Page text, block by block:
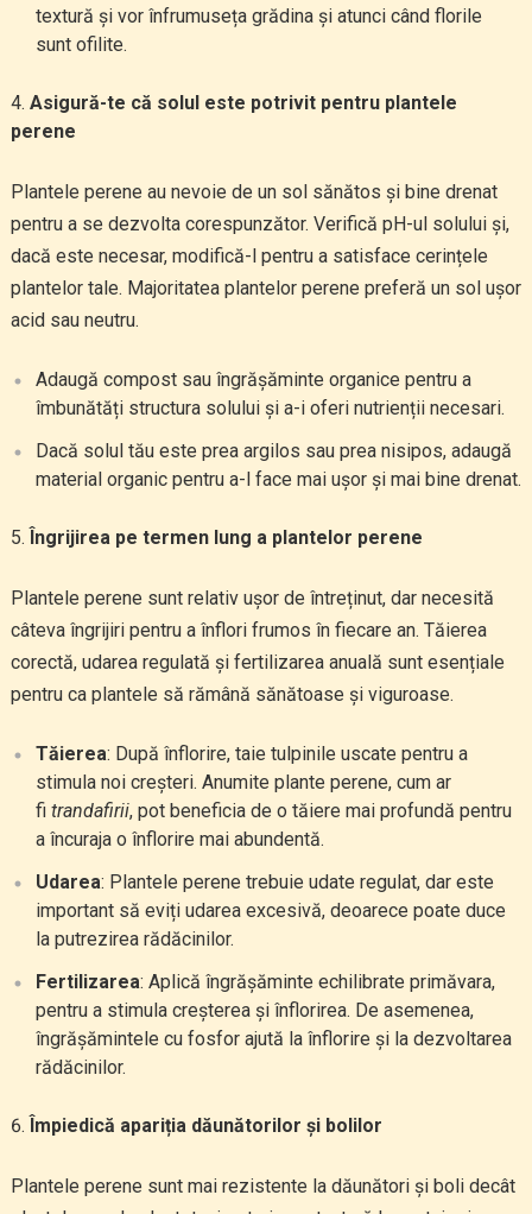
textură și vor înfrumuseța grădina și atunci când florile
sunt ofilite.
Asigură-te că solul este potrivit pentru plantele
perene
Plantele perene au nevoie de un sol sănătos și bine drenat
pentru a se dezvolta corespunzător. Verifică pH-ul solului și,
dacă este necesar, modifică-l pentru a satisface cerințele
plantelor tale. Majoritatea plantelor perene preferă un sol ușor
acid sau neutru.
Adaugă compost sau îngrășăminte organice pentru a
îmbunătăți structura solului și a-i oferi nutrienții necesari.
Dacă solul tău este prea argilos sau prea nisipos, adaugă
material organic pentru a-l face mai ușor și mai bine drenat.
Îngrijirea pe termen lung a plantelor perene
Plantele perene sunt relativ ușor de întreținut, dar necesită
câteva îngrijiri pentru a înflori frumos în fiecare an. Tăierea
corectă, udarea regulată și fertilizarea anuală sunt esențiale
pentru ca plantele să rămână sănătoase și viguroase.
Tăierea: După înflorire, taie tulpinile uscate pentru a
stimula noi creșteri. Anumite plante perene, cum ar
fi trandafirii, pot beneficia de o tăiere mai profundă pentru
a încuraja o înflorire mai abundentă.
Udarea: Plantele perene trebuie udate regulat, dar este
important să eviți udarea excesivă, deoarece poate duce
la putrezirea rădăcinilor.
Fertilizarea: Aplică îngrășăminte echilibrate primăvara,
pentru a stimula creșterea și înflorirea. De asemenea,
îngrășămintele cu fosfor ajută la înflorire și la dezvoltarea
rădăcinilor.
Împiedică apariția dăunătorilor și bolilor
Plantele perene sunt mai rezistente la dăunători și boli decât